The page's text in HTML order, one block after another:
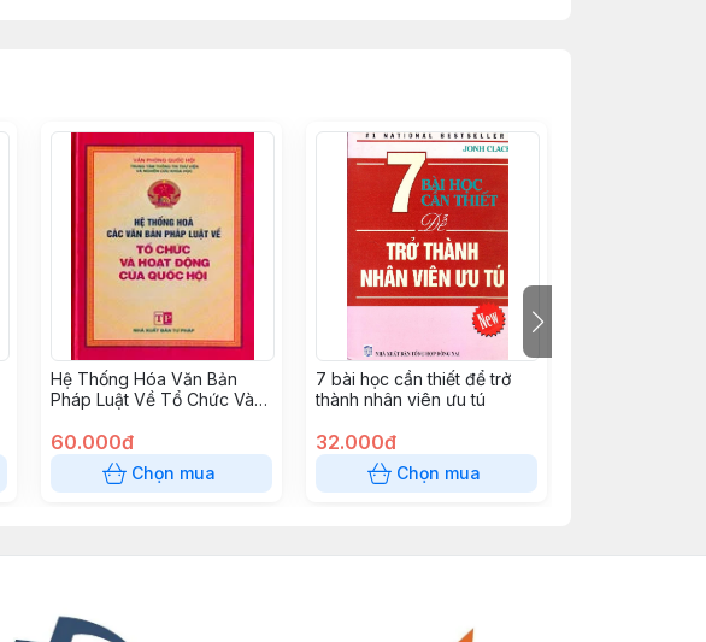
Hệ Thống Hóa Văn Bản
Pháp Luật Về Tổ Chức Và
(Bìa Cứng)
60.000đ
Chọn mua
7 bài học cần thiết để trở
thành nhân viên ưu tú
32.000đ
Chọn mua